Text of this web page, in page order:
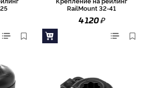
RailMount 32-41
4 120₽